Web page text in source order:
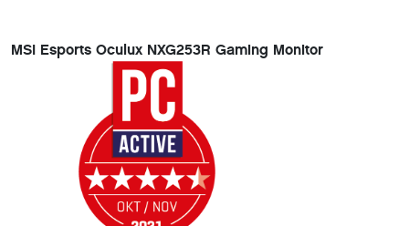
MSI Esports Oculux NXG253R Gaming Monitor